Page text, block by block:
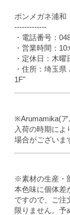
ポンメガネ浦和
-------------
・電話番号：
・営業時間：
・定休日：木曜
・住所：埼玉
1F"
※Arumamika(ア
入荷の時期によ
場合がございま
※素材の生産・
本色味に個体差
ですので、ご注
限りません。予